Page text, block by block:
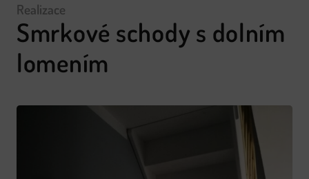
Realizace
Smrkové schody s dolním
lomením